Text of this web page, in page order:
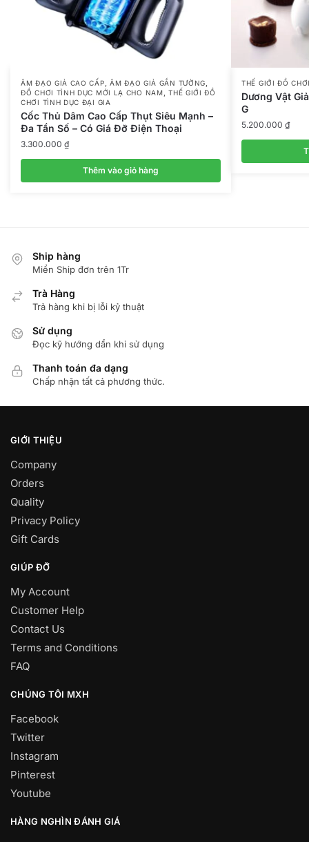
ÂM ĐẠO GIẢ CAO CẤP ,ÂM ĐẠO GIẢ GẮN TƯỜNG
ĐỒ CHƠI TÌNH DỤC MỚI LẠ CHO NAM ,THẾ GIỚI ĐỒ
CHƠI TÌNH DỤC ĐẠI GIA
Cốc Thủ Dâm Cao Cấp Thụt Siêu Mạnh –
Đa Tần Số – Có Giá Đỡ Điện Thoại
3.300.000 ₫
Thêm vào giỏ hàng
THẾ GIỚI ĐỒ
Dương Vật
G
5.200.000 ₫
Ship hàng
Miển Ship đơn trên 1Tr
Trà Hàng
Trả hàng khi bị lỗi kỷ thuật
Sử dụng
Đọc kỹ hướng dẩn khi sử dụng
Thanh toán đa dạng
Chấp nhận tất cả phương thức.
GIỚI THIỆU
Company
Orders
Quality
Privacy Policy
Gift Cards
GIÚP ĐỠ
My Account
Customer Help
Contact Us
Terms and Conditions
FAQ
CHÚNG TÔI MXH
Facebook
Twitter
Instagram
Pinterest
Youtube
HÀNG NGHÌN ĐÁNH GIÁ